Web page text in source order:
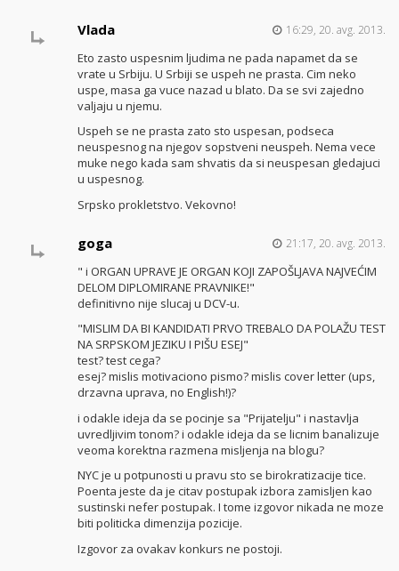
Vlada 16:29, 20. avg. 2013.
Eto zasto uspesnim ljudima ne pada napamet da se
vrate u Srbiju. U Srbiji se uspeh ne prasta. Cim neko
uspe, masa ga vuce nazad u blato. Da se svi zajedno
valjaju u njemu.
Uspeh se ne prasta zato sto uspesan, podseca
neuspesnog na njegov sopstveni neuspeh. Nema vece
muke nego kada sam shvatis da si neuspesan gledajuci
u uspesnog.
Srpsko prokletstvo. Vekovno!
goga 21:17, 20. avg. 2013.
" i ORGAN UPRAVE JE ORGAN KOJI ZAPOŠLJAVA NAJVEĆIM
DELOM DIPLOMIRANE PRAVNIKE!"
definitivno nije slucaj u DCV-u.
"MISLIM DA BI KANDIDATI PRVO TREBALO DA POLAŽU TEST
NA SRPSKOM JEZIKU I PIŠU ESEJ"
test? test cega?
esej? mislis motivaciono pismo? mislis cover letter (ups,
drzavna uprava, no English!)?
i odakle ideja da se pocinje sa "Prijatelju" i nastavlja
uvredljivim tonom? i odakle ideja da se licnim banalizuje
veoma korektna razmena misljenja na blogu?
NYC je u potpunosti u pravu sto se birokratizacije tice.
Poenta jeste da je citav postupak izbora zamisljen kao
sustinski nefer postupak. I tome izgovor nikada ne moze
biti politicka dimenzija pozicije.
Izgovor za ovakav konkurs ne postoji.